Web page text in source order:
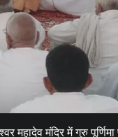
मंदिर में गुरु